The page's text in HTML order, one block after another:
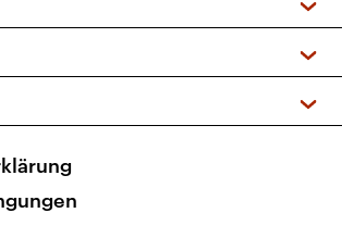
Das Kinderprogramm
(UKW + DAB+)